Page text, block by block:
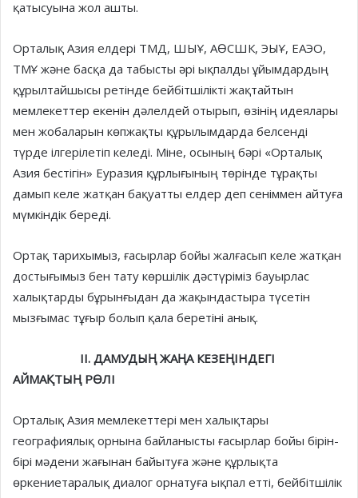
қатысуына жол ашты.
Орталық Азия елдері ТМД, ШЫҰ, АӨСШК, ЭЫҰ, ЕАЭО,
ТМҰ және басқа да табысты әрі ықпалды ұйымдардың
құрылтайшысы ретінде бейбітшілікті жақтайтын
мемлекеттер екенін дәлелдей отырып, өзінің идеялары
мен жобаларын көпжақ­ты құрылымдарда белсенді
түрде ілгерілетіп келеді. Міне, осының бәрі «Орталық
Азия бестігін» Еуразия құрлығының төрінде тұрақты
дамып келе жатқан бақуатты елдер деп сеніммен айтуға
мүмкіндік береді.
Ортақ тарихымыз, ғасырлар бойы жалғасып келе жатқан
достығымыз бен тату көршілік дәстүріміз бауыр­лас
халықтарды бұрынғыдан да жа­қын­дастыра түсетін
мызғымас тұғыр болып қала беретіні анық.
II. ДАМУДЫҢ ЖАҢА КЕЗЕҢІНДЕГІ
АЙМАҚТЫҢ РӨЛІ
Орталық Азия мемлекеттері мен халықтары
географиялық орнына байланысты ғасырлар бойы бірін-
бірі мәдени жағынан байытуға және құрлықта
өркениетаралық диалог орнатуға ықпал етті, бейбітшілік